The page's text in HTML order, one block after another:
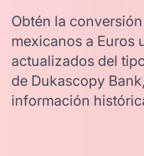
Obtén la
mexicanos a Euros
actualizados del
de Dukascopy
información